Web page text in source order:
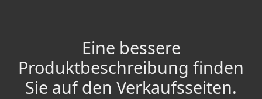
Eine bessere
Produktbeschreibung finden
Sie auf den Verkaufsseiten.